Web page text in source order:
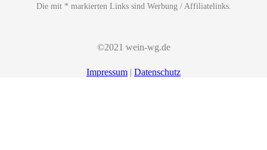
Die mit * markierten Links sind Werbung / Affiliatelinks.
©2021 wein-wg.de
Impressum | Datenschutz